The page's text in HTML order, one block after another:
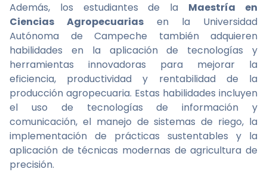
Además, los estudiantes de la Maestría en
Ciencias Agropecuarias en la Universidad
Autónoma de Campeche también adquieren
habilidades en la aplicación de tecnologías y
herramientas innovadoras para mejorar la
eficiencia, productividad y rentabilidad de la
producción agropecuaria. Estas habilidades incluyen
el uso de tecnologías de información y
comunicación, el manejo de sistemas de riego, la
implementación de prácticas sustentables y la
aplicación de técnicas modernas de agricultura de
precisión.